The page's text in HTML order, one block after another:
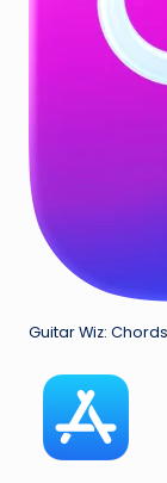
Guitar Wiz: